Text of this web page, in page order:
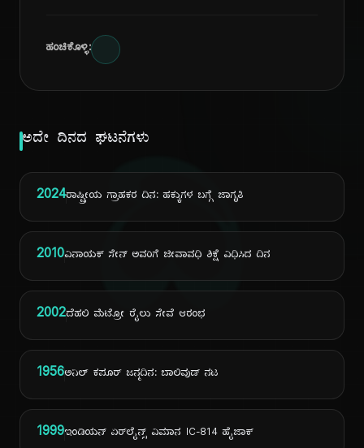
ದಿ
ಹಂಚಿಕೊಳ್ಳಿ:
ಅದೇ ದಿನದ ಘಟನೆಗಳು
2024ರಾಷ್ಟ್ರೀಯ ಗ್ರಾಹಕರ ದಿನ: ಹಕ್ಕುಗಳ ಬಗ್ಗೆ ಜಾಗೃತಿ
2010ವಿನಾಯಕ್ ಸೇನ್ ಅವರಿಗೆ ಜೀವಾವಧಿ ಶಿಕ್ಷೆ ವಿಧಿಸಿದ ದಿನ
2002ದೆಹಲಿ ಮೆಟ್ರೋ ರೈಲು ಸೇವೆ ಆರಂಭ
1956ಅನಿಲ್ ಕಪೂರ್ ಜನ್ಮದಿನ: ಬಾಲಿವುಡ್ ನಟ
1999ಇಂಡಿಯನ್ ಏರ್‌ಲೈನ್ಸ್ ವಿಮಾನ IC-814 ಹೈಜಾಕ್